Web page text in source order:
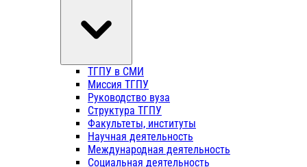
ТГПУ в СМИ
Миссия ТГПУ
Руководство вуза
Структура ТГПУ
Факультеты, институты
Научная деятельность
Международная деятельность
Социальная деятельность